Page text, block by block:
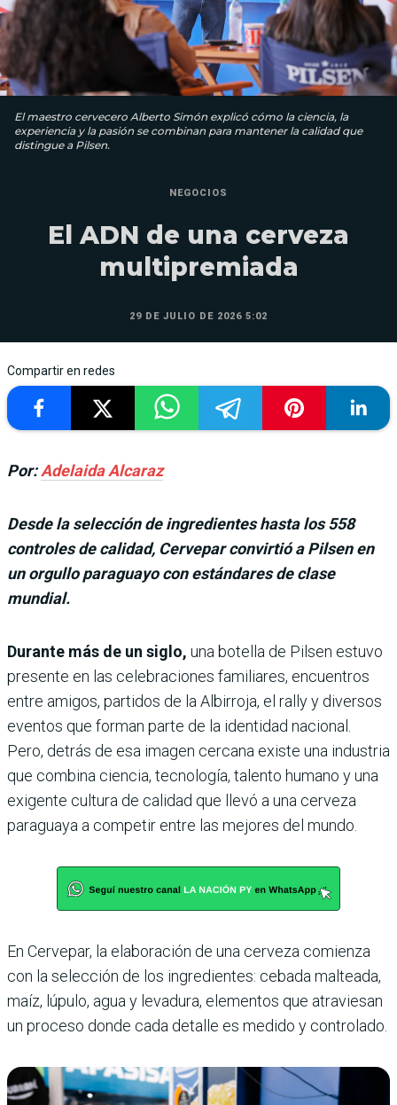
El maestro cervecero Alberto Simón explicó cómo la ciencia, la
experiencia y la pasión se combinan para mantener la calidad que
distingue a Pilsen.
NEGOCIOS
El ADN de una cerveza
multipremiada
29 DE JULIO DE 2026 5:02
Compartir en redes
Por:Adelaida Alcaraz
Desde la selección de ingredientes hasta los 558
controles de calidad, Cervepar convirtió a Pilsen en
un orgullo paraguayo con estándares de clase
mundial.
Durante más de un siglo, una botella de Pilsen estuvo
presente en las celebraciones familiares, en­cuentros
entre amigos, partidos de la Albirroja, el rally y diversos
even­tos que forman parte de la identidad nacional.
Pero, detrás de esa imagen cercana existe una industria
que combina ciencia, tecnología, talento humano y una
exigente cultura de calidad que llevó a una cerveza
para­guaya a competir entre las mejores del mundo.
En Cervepar, la elaboración de una cerveza comienza
con la selec­ción de los ingredientes: cebada mal­teada,
maíz, lúpulo, agua y levadura, elementos que atraviesan
un proce­so donde cada detalle es medido y controlado.